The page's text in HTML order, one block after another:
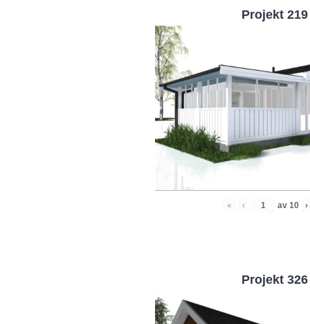
Projekt 219
« ‹ av 10 ›
Projekt 326